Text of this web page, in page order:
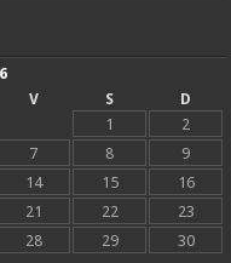
V S
D
1
2
7 8
9
14 15
16
21 22
23
28 29
30